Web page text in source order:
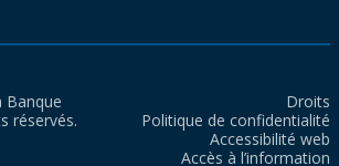
Banque
réservés.
Droits
Politique de confidentialité
Accessibilité web
Accès à l’information